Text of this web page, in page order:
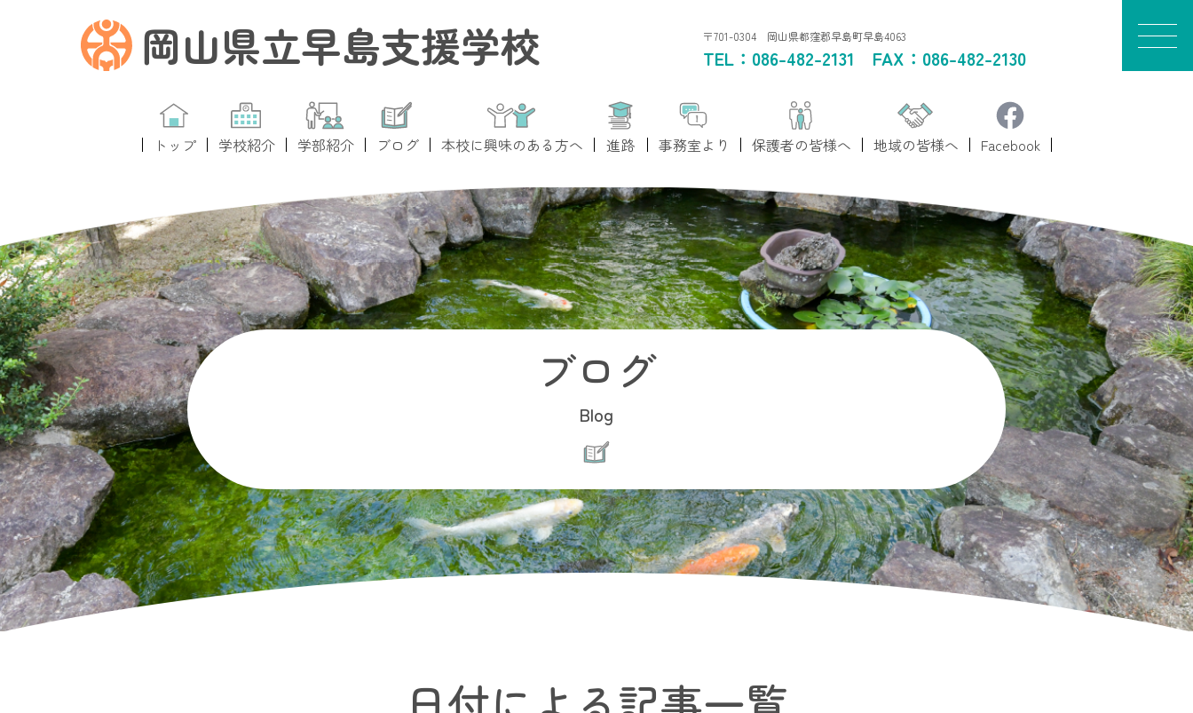
岡山県立早島支援学校 〒701-0304 岡山県都窪郡早島町早島4063
TEL： 086-482-2131 FAX：086-482-2130
トップ 学校紹介 学部紹介 ブログ 本校に興味のある方へ 進路 事務室より 保護者の皆様へ 地域の皆様へ Facebook
ブログ
Blog